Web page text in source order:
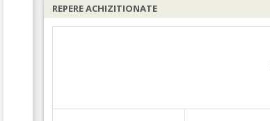
REPERE ACHIZITIONATE